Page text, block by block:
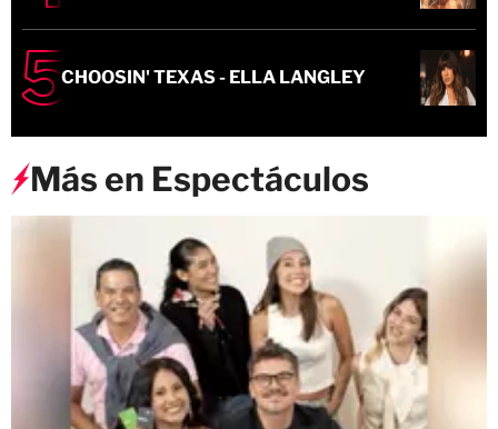
CHOOSIN' TEXAS - ELLA LANGLEY
Más en Espectáculos